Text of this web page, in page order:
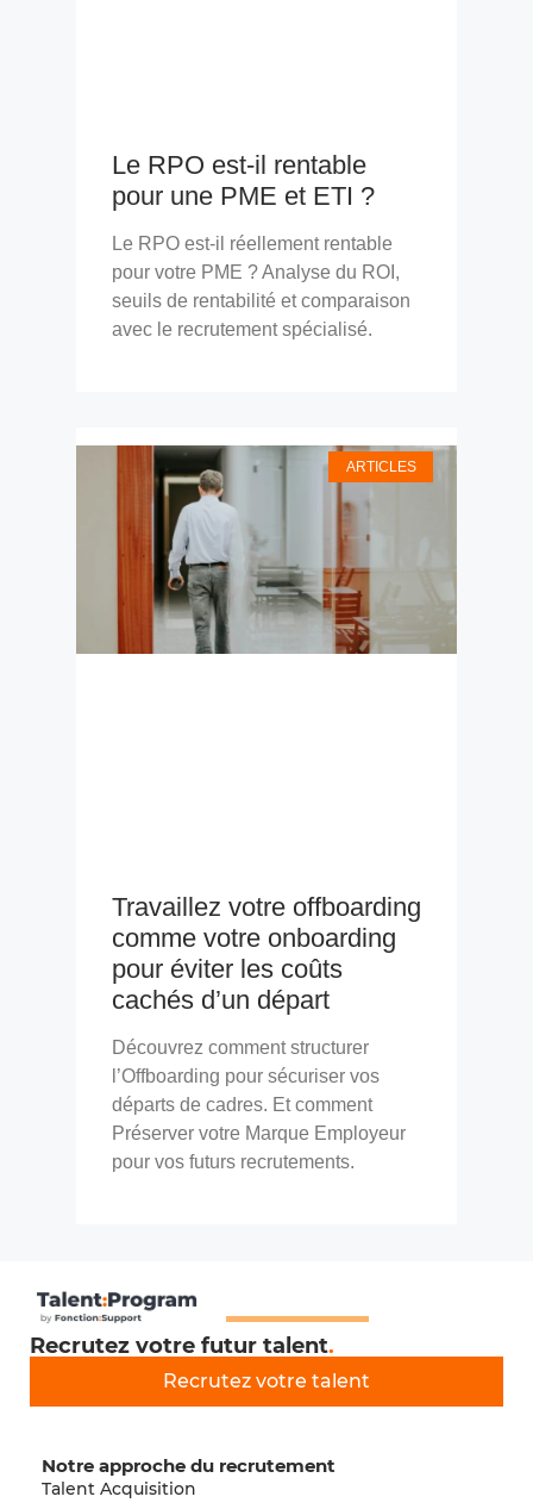
Le RPO est-il rentable
pour une PME et ETI ?
Le RPO est-il réellement rentable
pour votre PME ? Analyse du ROI,
seuils de rentabilité et comparaison
avec le recrutement spécialisé.
ARTICLES
Travaillez votre offboarding
comme votre onboarding
pour éviter les coûts
cachés d’un départ
Découvrez comment structurer
l’Offboarding pour sécuriser vos
départs de cadres. Et comment
Préserver votre Marque Employeur
pour vos futurs recrutements.
Recrutez votre futur talent.
Recrutez votre talent
Notre approche du recrutement
Talent Acquisition